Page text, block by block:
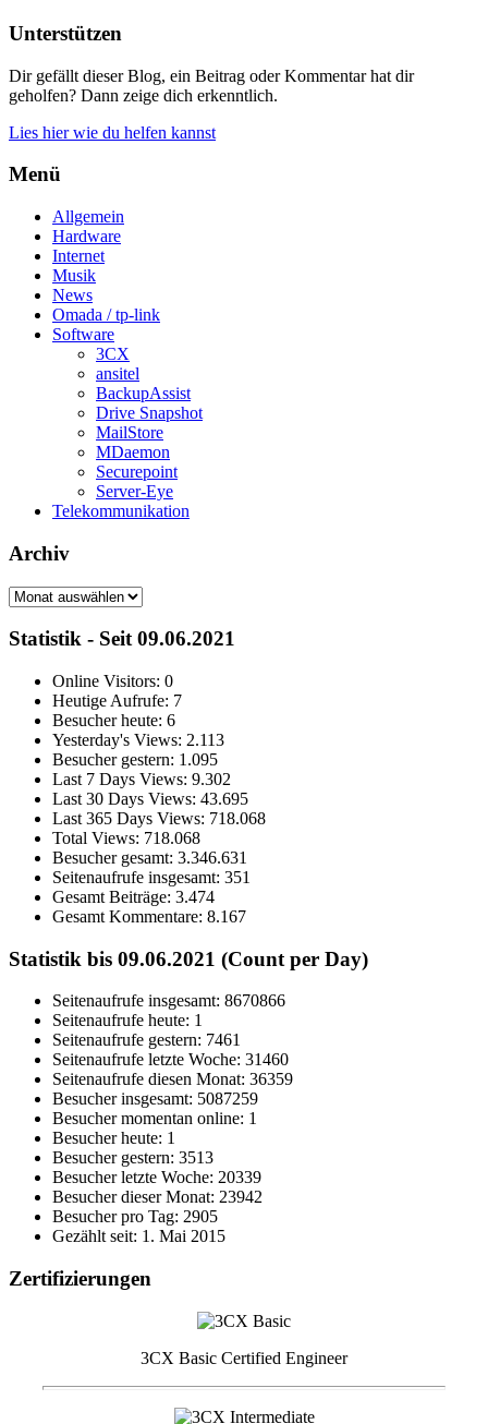
Unterstützen
Dir gefällt dieser Blog, ein Beitrag oder Kommentar hat dir
geholfen? Dann zeige dich erkenntlich.
Lies hier wie du helfen kannst
Menü
Allgemein
Hardware
Internet
Musik
News
Omada / tp-link
Software
3CX
ansitel
BackupAssist
Drive Snapshot
MailStore
MDaemon
Securepoint
Server-Eye
Telekommunikation
Archiv
Archiv
Statistik - Seit 09.06.2021
Online Visitors: 0
Heutige Aufrufe: 7
Besucher heute: 6
Yesterday's Views: 2.113
Besucher gestern: 1.095
Last 7 Days Views: 9.302
Last 30 Days Views: 43.695
Last 365 Days Views: 718.068
Total Views: 718.068
Besucher gesamt: 3.346.631
Seitenaufrufe insgesamt: 351
Gesamt Beiträge: 3.474
Gesamt Kommentare: 8.167
Statistik bis 09.06.2021 (Count per Day)
Seitenaufrufe insgesamt: 8670866
Seitenaufrufe heute: 1
Seitenaufrufe gestern: 7461
Seitenaufrufe letzte Woche: 31460
Seitenaufrufe diesen Monat: 36359
Besucher insgesamt: 5087259
Besucher momentan online: 1
Besucher heute: 1
Besucher gestern: 3513
Besucher letzte Woche: 20339
Besucher dieser Monat: 23942
Besucher pro Tag: 2905
Gezählt seit: 1. Mai 2015
Zertifizierungen
3CX Basic Certified Engineer